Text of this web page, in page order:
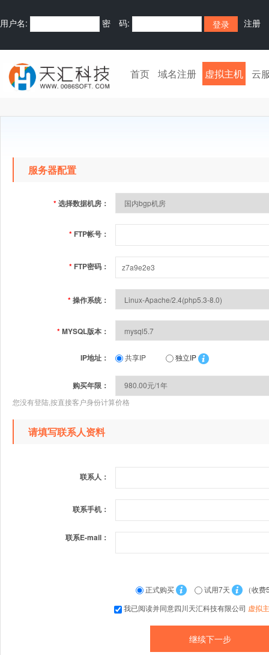
用户名: 密 码: 注册
首页 域名注册 虚拟主机 云
服务器配置
*选择数据机房：
* FTP帐号：
* FTP密码：
*操作系统：
*MYSQL版本：
IP地址： 共享IP 独立IP
购买年限：
您没有登陆,按直接客户身份计算价格
请填写联系人资料
联系人：
联系手机：
联系E-mail：
正式购买 试用7天
（收费
我已阅读并同意四川天汇科技有限公司 虚拟